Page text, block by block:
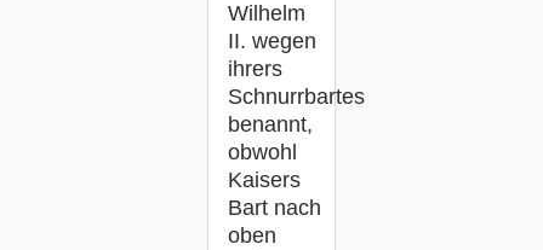
Wilhelm
II. wegen
ihrers
Schnurrbartes
benannt,
obwohl
Kaisers
Bart nach
oben